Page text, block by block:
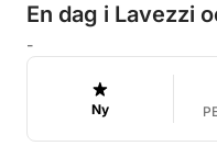
En dag i Lavezzi
-
Ny